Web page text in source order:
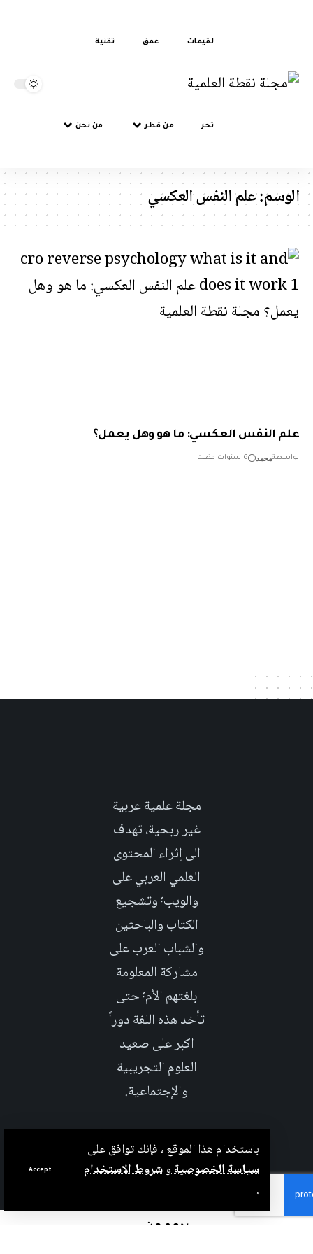
باستخدام هذا الموقع ، فإنك توافق على
سياسة الخصوصيةوشروط الاستخدام
عمق تقنية
من قطر
علم النفس العكسي
النفس العكسي: ما هو وهل يعمل؟
محمد 6 سنوات مضت
مجلة علمية عربية
غير ربحية، تهدف
الى إثراء المحتوى
العلمي العربي على
والويب٬ وتشجيع
الكتاب والباحثين
والشباب العرب على
مشاركة المعلومة
بلغتهم الأم٬ حتى
تأخد هذه اللغة دوراً
اكبر على صعيد
العلوم التجريبية
والإجتماعية.
بدعم من